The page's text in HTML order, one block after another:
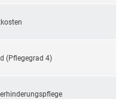
(Pflegegrad 4)